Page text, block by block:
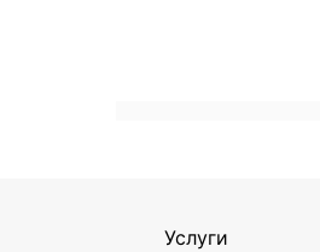
Услуги